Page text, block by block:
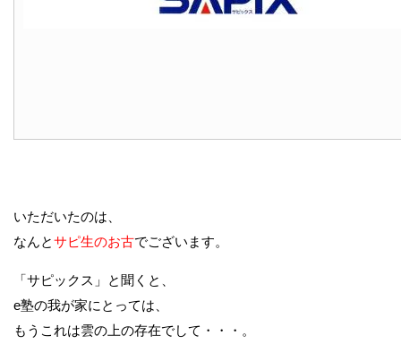
いただいたのは、
なんとサピ生のお古でございます。
「サピックス」と聞くと、
e塾の我が家にとっては、
もうこれは雲の上の存在でして・・・。